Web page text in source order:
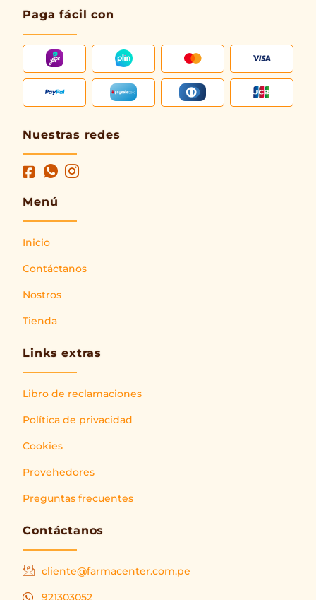
Paga fácil con
Nuestras redes
Menú
Inicio
Contáctanos
Nostros
Tienda
Links extras
Libro de reclamaciones
Política de privacidad
Cookies
Provehedores
Preguntas frecuentes
Contáctanos
cliente@farmacenter.com.pe
921303052